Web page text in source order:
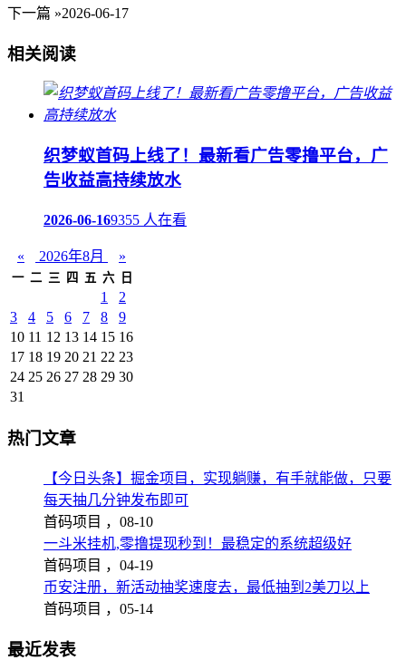
下一篇 »2026-06-17
相关阅读
织梦蚁首码上线了！最新看广告零撸平台，广
告收益高持续放水
2026-06-169355 人在看
« 2026年8月 »
一 二 三 四 五 六 日
1
2
3
4 5 6 7 8
9
10 11 12 13 14 15 16
17 18 19 20 21 22 23
24 25 26 27 28 29 30
31
热门文章
【今日头条】掘金项目，实现躺赚，有手就能做，只要
每天抽几分钟发布即可
首码项目 ， 08-10
一斗米挂机,零撸提现秒到！最稳定的系统超级好
首码项目 ， 04-19
币安注册，新活动抽奖速度去，最低抽到2美刀以上
首码项目 ， 05-14
最近发表